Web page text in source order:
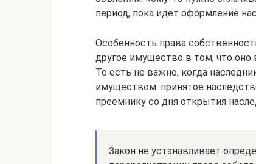
период, пока идет оформление
Особенность права
другое имущество в том, что
То есть не важно, когда
имуществом: принятое
преемнику со дня открытия
Закон не устанавливает